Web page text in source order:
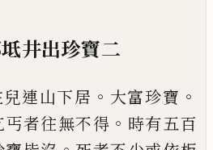
井出珍寶二
兒連山下居 。 大富珍寶 。
丐者往無不得 。 時有五百